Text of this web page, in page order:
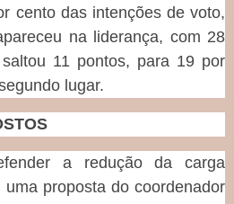
cento das intenções de voto,
na liderança, com 28
11 pontos, para 19 por
lugar.
a redução da carga
proposta do coordenador